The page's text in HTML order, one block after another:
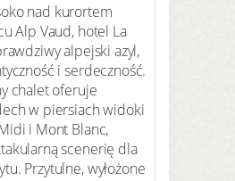
nad kurortem
Alp Vaud, hotel La
alpejski azyl,
i serdeczność.
chalet oferuje
w piersiach widoki
i Mont Blanc,
scenerię dla
Przytulne, wyłożone